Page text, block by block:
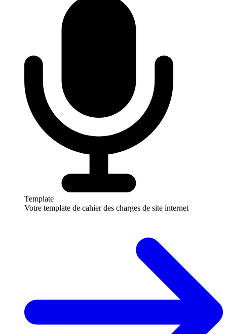
Template
Votre template de cahier des charges de site internet